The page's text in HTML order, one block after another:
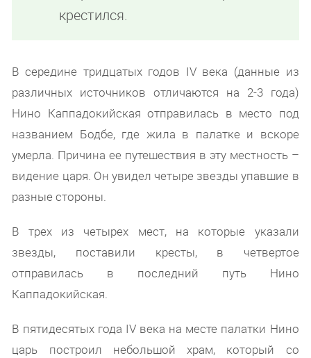
крестился.
В середине тридцатых годов IV века (данные из
различных источников отличаются на 2-3 года)
Нино Каппадокийская отправилась в место под
названием Бодбе, где жила в палатке и вскоре
умерла. Причина ее путешествия в эту местность –
видение царя. Он увидел четыре звезды упавшие в
разные стороны.
В трех из четырех мест, на которые указали
звезды, поставили кресты, в четвертое
отправилась в последний путь Нино
Каппадокийская.
В пятидесятых года IV века на месте палатки Нино
царь построил небольшой храм, который со